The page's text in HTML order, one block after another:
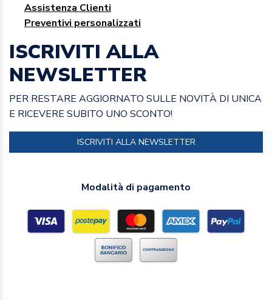
Assistenza Clienti
Preventivi personalizzati
ISCRIVITI ALLA
NEWSLETTER
PER RESTARE AGGIORNATO SULLE NOVITÀ DI UNICA
E RICEVERE SUBITO UNO SCONTO!
ISCRIVITI ALLA NEWSLETTER
Modalità di pagamento